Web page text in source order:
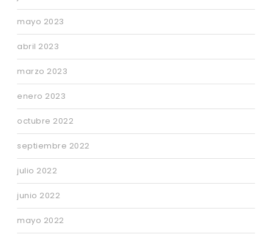
mayo 2023
abril 2023
marzo 2023
enero 2023
octubre 2022
septiembre 2022
julio 2022
junio 2022
mayo 2022